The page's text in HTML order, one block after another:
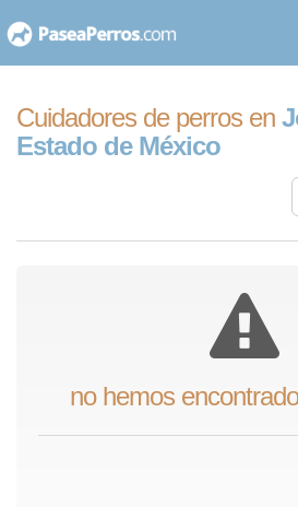
al
Cuidadores de perros en
Estado de México
no hemos